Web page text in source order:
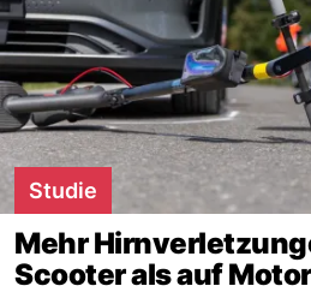
Studie
Mehr
Scooter als auf